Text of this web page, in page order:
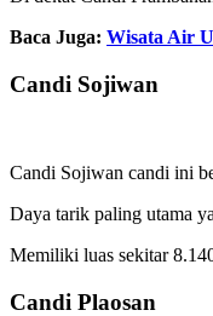
Baca Juga: Wisata Air
Candi Sojiwan
Candi Sojiwan candi ini
Daya tarik paling utama
Memiliki luas sekitar
Candi Plaosan